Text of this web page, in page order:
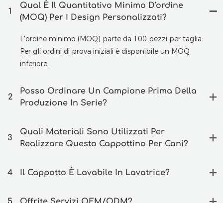
1
Qual È Il Quantitativo Minimo D'ordine
(MOQ) Per I Design Personalizzati?
L'ordine minimo (MOQ) parte da 100 pezzi per taglia.
Per gli ordini di prova iniziali è disponibile un MOQ
inferiore.
2
Posso Ordinare Un Campione Prima Della
Produzione In Serie?
3
Quali Materiali Sono Utilizzati Per
Realizzare Questo Cappottino Per Cani?
4 Il Cappotto È Lavabile In Lavatrice?